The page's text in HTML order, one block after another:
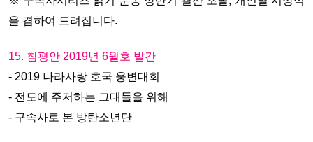
을 겸하여 드려집니다.
15. 참평안 2019년 6월호 발간
- 2019 나라사랑 호국 웅변대회
- 전도에 주저하는 그대들을 위해
- 구속사로 본 방탄소년단